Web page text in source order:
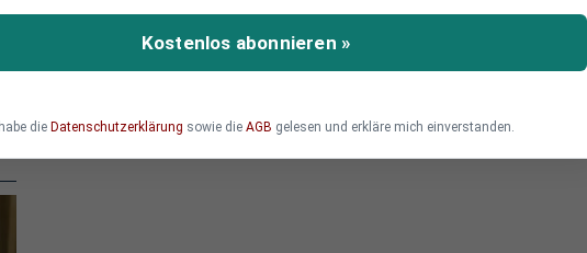
werden.
Kostenlos abonnieren »
die Datenschutzerklärung sowie die AGB gelesen und erkläre mich einverstanden.